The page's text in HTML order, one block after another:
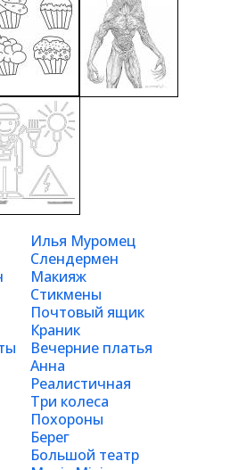
Илья Муромец
Слендермен
Макияж
Стикмены
Почтовый ящик
Краник
Вечерние платья
Анна
Реалистичная
Три колеса
Похороны
Берег
Большой театр